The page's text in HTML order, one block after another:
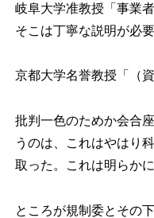
岐阜大学准教授「事業
そこは丁寧な説明が必要
京都大学名誉教授「（
批判一色のためか会合
うのは、これはやはり
取った。これは明らか
ところが規制委とその